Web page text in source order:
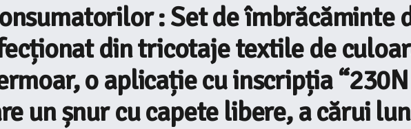
: Set de îmbrăcăminte
din tricotaje textile de
o aplicație cu inscripția
un șnur cu capete libere, a cărui